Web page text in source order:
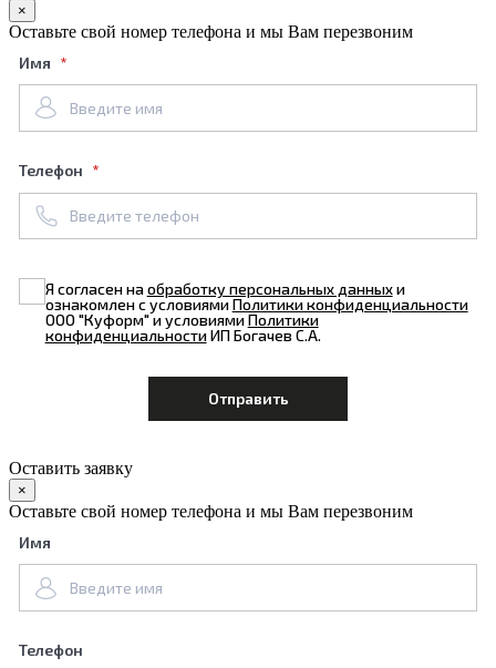
×
Оставьте свой номер телефона и мы Вам перезвоним
Имя
Телефон
Я согласен наобработку персональных данныхи
ознакомлен с условиямиПолитики конфиденциальности
ООО "Куформ" и условиямиПолитики
конфиденциальностиИП Богачев С.А.
Оставить заявку
×
Оставьте свой номер телефона и мы Вам перезвоним
Имя
Телефон